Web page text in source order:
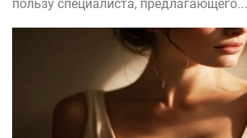
пользу специалиста, предлагающего...